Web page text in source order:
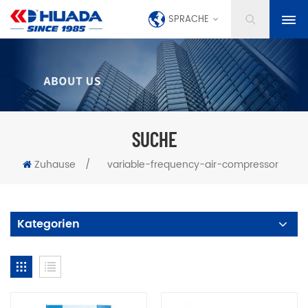
SPRACHE
SUCHE
Zuhause / variable-frequency-air-compressor
Kategorien